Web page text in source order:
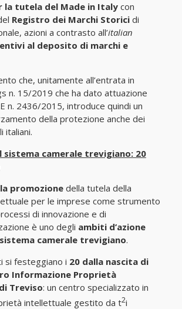
la tutela del Made in Italy con
Registro dei Marchi Storicidi
azioni a contrasto all’italian
al deposito di marchi e
che, unitamente all’entrata in
n. 15/2019 che ha dato attuazione
n. 2436/2015, introduce quindi un
della protezione anche dei
italiani.
sistema camerale trevigiano: 20
promozionedella tutela della
per le imprese come strumento
di innovazione e di
è uno degli ambiti d’azione
camerale trevigiano.
si festeggiano i 20 dalla nascita di
Informazione Proprietà
Treviso: un centro specializzato in
intellettuale gestito da t2i